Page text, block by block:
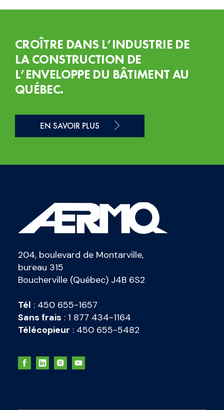
CROÎTRE DANS L’INDUSTRIE DE
LA CONSTRUCTION DE
L’ENVELOPPE DU BÂTIMENT AU
QUÉBEC.
EN SAVOIR PLUS
204, boulevard de Montarville,
bureau 315
Boucherville (Québec) J4B 6S2
Tél : 450 655-1657
Sans frais : 1 877 434-1164
Télécopieur : 450 655-5482